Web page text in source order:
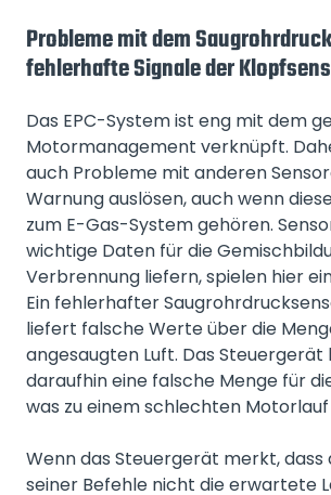
Probleme mit dem
fehlerhafte Signale der
Das EPC-System ist eng mit dem
Motormanagement verknüpft.
auch Probleme mit anderen
Warnung auslösen, auch wenn
zum E-Gas-System gehören.
wichtige Daten für die
Verbrennung liefern, spielen hier
Ein fehlerhafter
liefert falsche Werte über die
angesaugten Luft. Das
daraufhin eine falsche Menge für
was zu einem schlechten
Wenn das Steuergerät merkt,
seiner Befehle nicht die erwartete